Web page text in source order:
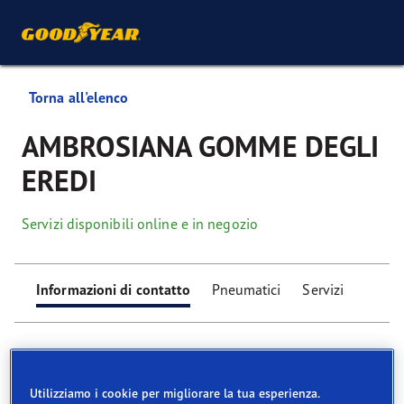
Torna all'elenco
AMBROSIANA GOMME DEGLI
EREDI
Servizi disponibili online e in negozio
Informazioni di contatto Pneumatici Servizi
Utilizziamo i cookie per migliorare la tua esperienza.